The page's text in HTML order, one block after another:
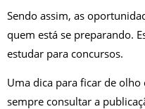
Sendo assim, as
quem está se preparando.
estudar para concursos.
Uma dica para ficar de
sempre consultar a